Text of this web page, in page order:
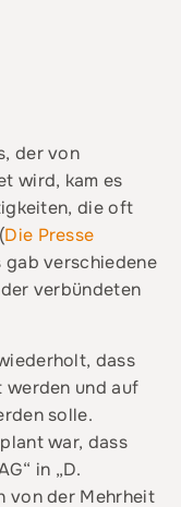
der von
wird, kam es
die oft
Die Presse
gab verschiedene
verbündeten
dass
werden und auf
solle.
war, dass
in „D.
von der Mehrheit